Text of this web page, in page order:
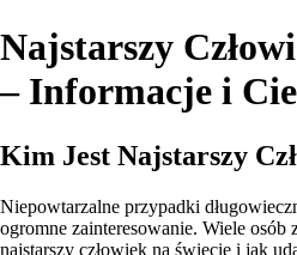
Najstarszy
– Informacje i
Kim Jest Najstarszy
Niepowtarzalne przypadki
ogromne zainteresowanie. Wiele osób
najstarszy człowiek na świecie i jak